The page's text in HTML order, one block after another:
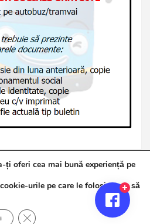
Jurnalul de Brăila
Theme Horse
by:WordPress
ți oferi cea mai bună experiență pe
urile pe care le folosim sau să
Close GDPR Cookie Banner